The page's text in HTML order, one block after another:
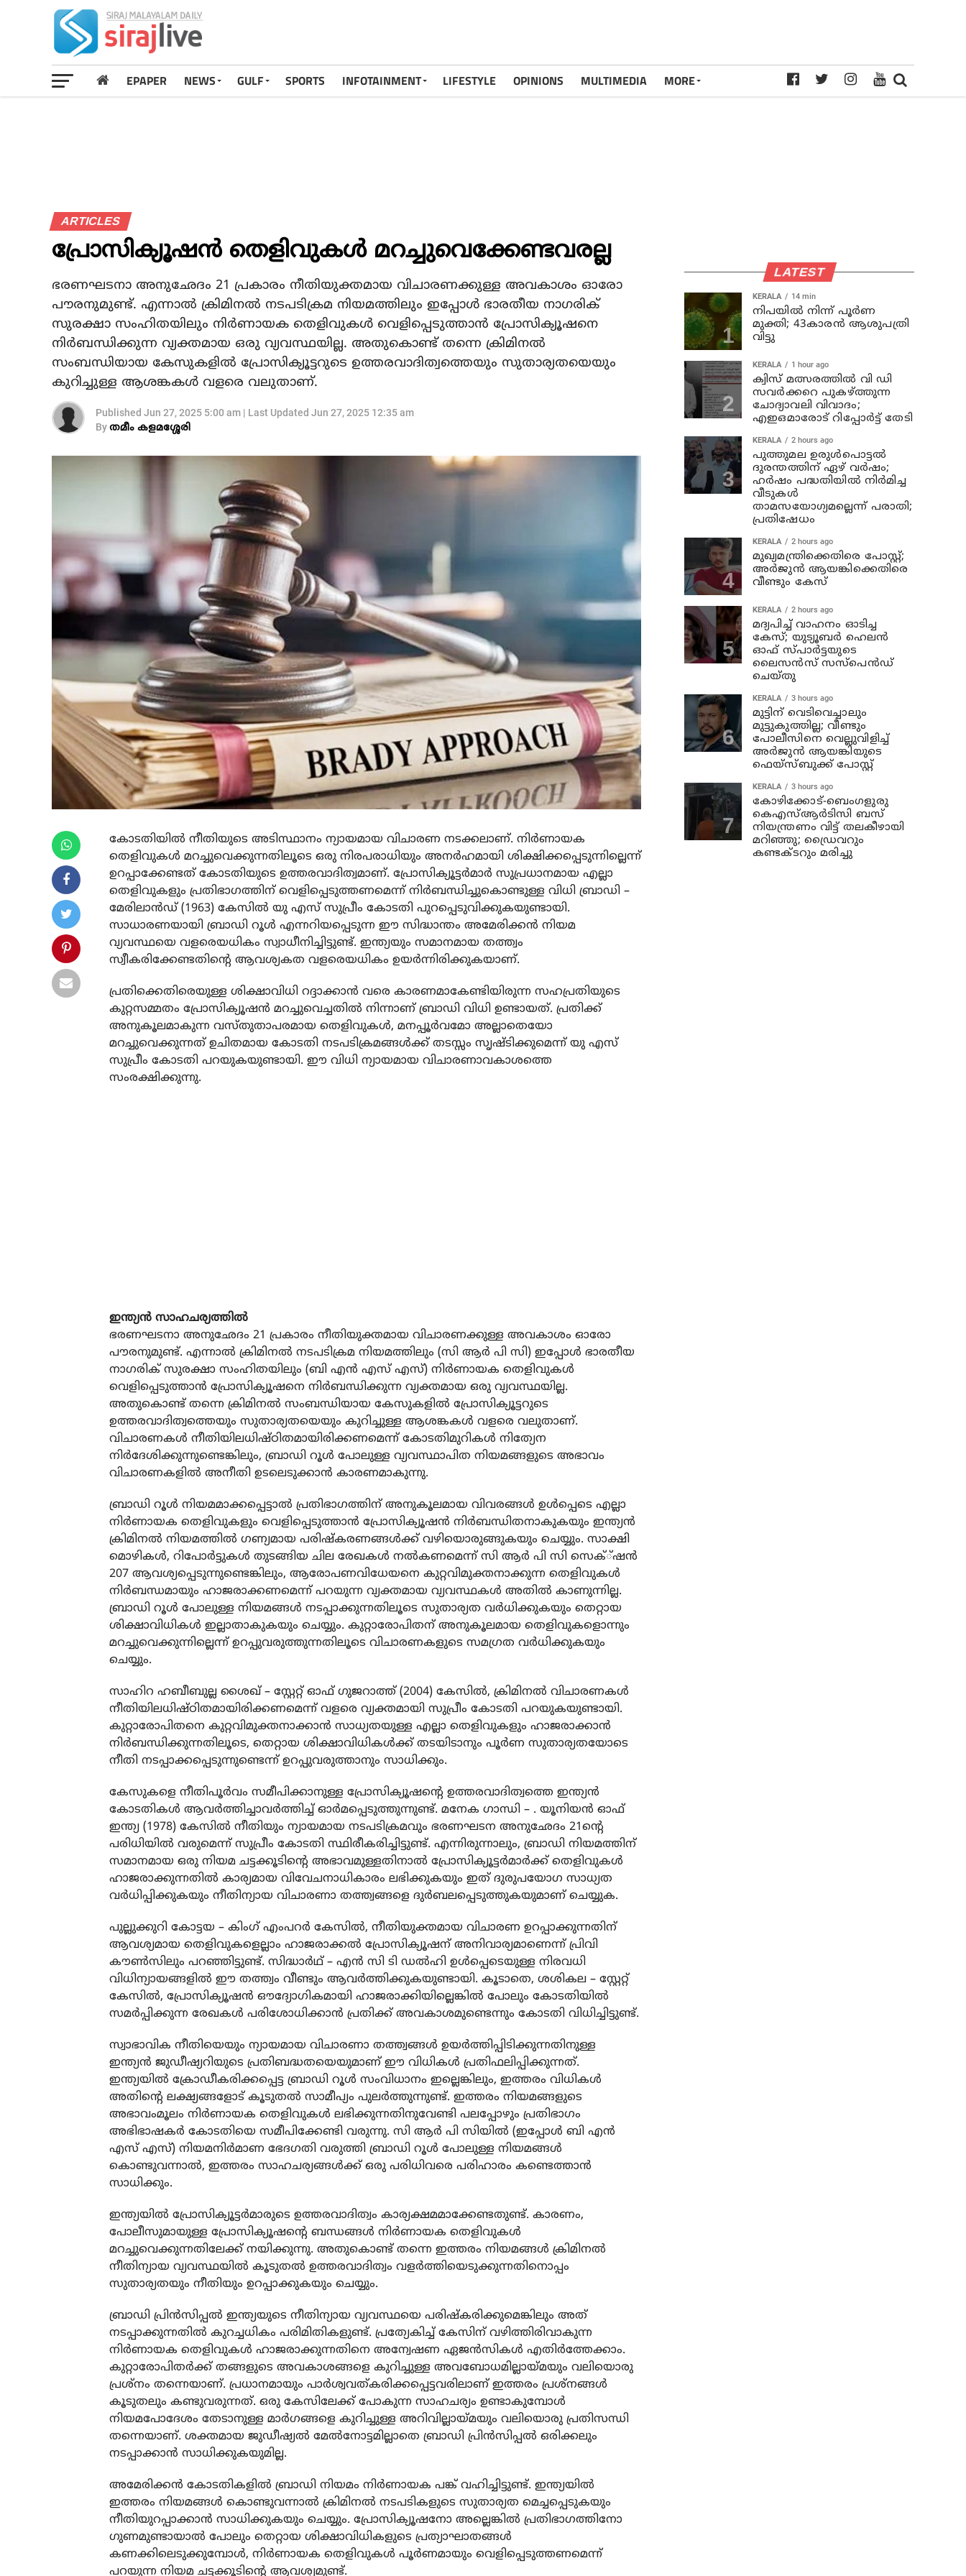
EPAPER NEWS GULF SPORTS INFOTAINMENT LIFESTYLE OPINIONS MULTIMEDIA MORE
ARTICLES
പ്രോസിക്യൂഷന്‍ തെളിവുകള്‍ മറച്ചുവെക്കേണ്ടവരല്ല
ഭരണഘടനാ അനുഛേദം 21 പ്രകാരം നീതിയുക്തമായ വിചാരണക്കുള്ള അവകാശം ഓരോ
പൗരനുമുണ്ട്. എന്നാല്‍ ക്രിമിനല്‍ നടപടിക്രമ നിയമത്തിലും ഇപ്പോള്‍ ഭാരതീയ നാഗരിക്
സുരക്ഷാ സംഹിതയിലും നിര്‍ണായക തെളിവുകള്‍ വെളിപ്പെടുത്താന്‍ പ്രോസിക്യൂഷനെ
നിര്‍ബന്ധിക്കുന്ന വ്യക്തമായ ഒരു വ്യവസ്ഥയില്ല. അതുകൊണ്ട് തന്നെ ക്രിമിനല്‍
സംബന്ധിയായ കേസുകളില്‍ പ്രോസിക്യൂട്ടറുടെ ഉത്തരവാദിത്വത്തെയും സുതാര്യതയെയും
കുറിച്ചുള്ള ആശങ്കകള്‍ വളരെ വലുതാണ്.
Published Jun 27, 2025 5:00 am | Last Updated Jun 27, 2025 12:35 am
Byതമീം കളമശ്ശേരി
കോടതിയില്‍ നീതിയുടെ അടിസ്ഥാനം ന്യായമായ വിചാരണ നടക്കലാണ്. നിര്‍ണായക
തെളിവുകള്‍ മറച്ചുവെക്കുന്നതിലൂടെ ഒരു നിരപരാധിയും അനര്‍ഹമായി ശിക്ഷിക്കപ്പെടുന്നില്ലെന്ന്
ഉറപ്പാക്കേണ്ടത് കോടതിയുടെ ഉത്തരവാദിത്വമാണ്. പ്രോസിക്യൂട്ടര്‍മാര്‍ സുപ്രധാനമായ എല്ലാ
തെളിവുകളും പ്രതിഭാഗത്തിന് വെളിപ്പെടുത്തണമെന്ന് നിര്‍ബന്ധിച്ചുകൊണ്ടുള്ള വിധി ബ്രാഡി –
മേരിലാന്‍ഡ് (1963) കേസില്‍ യു എസ് സുപ്രീം കോടതി പുറപ്പെടുവിക്കുകയുണ്ടായി.
സാധാരണയായി ബ്രാഡി റൂള്‍ എന്നറിയപ്പെടുന്ന ഈ സിദ്ധാന്തം അമേരിക്കന്‍ നിയമ
വ്യവസ്ഥയെ വളരെയധികം സ്വാധീനിച്ചിട്ടുണ്ട്. ഇന്ത്യയും സമാനമായ തത്ത്വം
സ്വീകരിക്കേണ്ടതിന്റെ ആവശ്യകത വളരെയധികം ഉയര്‍ന്നിരിക്കുകയാണ്.
പ്രതിക്കെതിരെയുള്ള ശിക്ഷാവിധി റദ്ദാക്കാന്‍ വരെ കാരണമാകേണ്ടിയിരുന്ന സഹപ്രതിയുടെ
കുറ്റസമ്മതം പ്രോസിക്യൂഷന്‍ മറച്ചുവെച്ചതില്‍ നിന്നാണ് ബ്രാഡി വിധി ഉണ്ടായത്. പ്രതിക്ക്
അനുകൂലമാകുന്ന വസ്തുതാപരമായ തെളിവുകള്‍, മനപ്പൂര്‍വമോ അല്ലാതെയോ
മറച്ചുവെക്കുന്നത് ഉചിതമായ കോടതി നടപടിക്രമങ്ങള്‍ക്ക് തടസ്സം സൃഷ്ടിക്കുമെന്ന് യു എസ്
സുപ്രീം കോടതി പറയുകയുണ്ടായി. ഈ വിധി ന്യായമായ വിചാരണാവകാശത്തെ
സംരക്ഷിക്കുന്നു.
ഇന്ത്യന്‍ സാഹചര്യത്തില്‍
ഭരണഘടനാ അനുഛേദം 21 പ്രകാരം നീതിയുക്തമായ വിചാരണക്കുള്ള അവകാശം ഓരോ
പൗരനുമുണ്ട്. എന്നാല്‍ ക്രിമിനല്‍ നടപടിക്രമ നിയമത്തിലും (സി ആര്‍ പി സി) ഇപ്പോള്‍ ഭാരതീയ
നാഗരിക് സുരക്ഷാ സംഹിതയിലും (ബി എന്‍ എസ് എസ്) നിര്‍ണായക തെളിവുകള്‍
വെളിപ്പെടുത്താന്‍ പ്രോസിക്യൂഷനെ നിര്‍ബന്ധിക്കുന്ന വ്യക്തമായ ഒരു വ്യവസ്ഥയില്ല.
അതുകൊണ്ട് തന്നെ ക്രിമിനല്‍ സംബന്ധിയായ കേസുകളില്‍ പ്രോസിക്യൂട്ടറുടെ
ഉത്തരവാദിത്വത്തെയും സുതാര്യതയെയും കുറിച്ചുള്ള ആശങ്കകള്‍ വളരെ വലുതാണ്.
വിചാരണകള്‍ നീതിയിലധിഷ്ഠിതമായിരിക്കണമെന്ന് കോടതിമുറികള്‍ നിത്യേന
നിര്‍ദേശിക്കുന്നുണ്ടെങ്കിലും, ബ്രാഡി റൂള്‍ പോലുള്ള വ്യവസ്ഥാപിത നിയമങ്ങളുടെ അഭാവം
വിചാരണകളില്‍ അനീതി ഉടലെടുക്കാന്‍ കാരണമാകുന്നു.
ബ്രാഡി റൂള്‍ നിയമമാക്കപ്പെട്ടാല്‍ പ്രതിഭാഗത്തിന് അനുകൂലമായ വിവരങ്ങള്‍ ഉള്‍പ്പെടെ എല്ലാ
നിര്‍ണായക തെളിവുകളും വെളിപ്പെടുത്താന്‍ പ്രോസിക്യൂഷന്‍ നിര്‍ബന്ധിതനാകുകയും ഇന്ത്യന്‍
ക്രിമിനല്‍ നിയമത്തില്‍ ഗണ്യമായ പരിഷ്‌കരണങ്ങള്‍ക്ക് വഴിയൊരുങ്ങുകയും ചെയ്യും. സാക്ഷി
മൊഴികള്‍, റിപോര്‍ട്ടുകള്‍ തുടങ്ങിയ ചില രേഖകള്‍ നല്‍കണമെന്ന് സി ആര്‍ പി സി സെക്്ഷന്‍
207 ആവശ്യപ്പെടുന്നുണ്ടെങ്കിലും, ആരോപണവിധേയനെ കുറ്റവിമുക്തനാക്കുന്ന തെളിവുകള്‍
നിര്‍ബന്ധമായും ഹാജരാക്കണമെന്ന് പറയുന്ന വ്യക്തമായ വ്യവസ്ഥകള്‍ അതില്‍ കാണുന്നില്ല.
ബ്രാഡി റൂള്‍ പോലുള്ള നിയമങ്ങള്‍ നടപ്പാക്കുന്നതിലൂടെ സുതാര്യത വര്‍ധിക്കുകയും തെറ്റായ
ശിക്ഷാവിധികള്‍ ഇല്ലാതാകുകയും ചെയ്യും. കുറ്റാരോപിതന് അനുകൂലമായ തെളിവുകളൊന്നും
മറച്ചുവെക്കുന്നില്ലെന്ന് ഉറപ്പുവരുത്തുന്നതിലൂടെ വിചാരണകളുടെ സമഗ്രത വര്‍ധിക്കുകയും
ചെയ്യും.
സാഹിറ ഹബീബുല്ല ശൈഖ് – സ്റ്റേറ്റ് ഓഫ് ഗുജറാത്ത് (2004) കേസില്‍, ക്രിമിനല്‍ വിചാരണകള്‍
നീതിയിലധിഷ്ഠിതമായിരിക്കണമെന്ന് വളരെ വ്യക്തമായി സുപ്രീം കോടതി പറയുകയുണ്ടായി.
കുറ്റാരോപിതനെ കുറ്റവിമുക്തനാക്കാന്‍ സാധ്യതയുള്ള എല്ലാ തെളിവുകളും ഹാജരാക്കാന്‍
നിര്‍ബന്ധിക്കുന്നതിലൂടെ, തെറ്റായ ശിക്ഷാവിധികള്‍ക്ക് തടയിടാനും പൂര്‍ണ സുതാര്യതയോടെ
നീതി നടപ്പാക്കപ്പെടുന്നുണ്ടെന്ന് ഉറപ്പുവരുത്താനും സാധിക്കും.
കേസുകളെ നീതിപൂര്‍വം സമീപിക്കാനുള്ള പ്രോസിക്യൂഷന്റെ ഉത്തരവാദിത്വത്തെ ഇന്ത്യന്‍
കോടതികള്‍ ആവര്‍ത്തിച്ചാവര്‍ത്തിച്ച് ഓര്‍മപ്പെടുത്തുന്നുണ്ട്. മനേക ഗാന്ധി – . യൂനിയന്‍ ഓഫ്
ഇന്ത്യ (1978) കേസില്‍ നീതിയും ന്യായമായ നടപടിക്രമവും ഭരണഘടന അനുഛേദം 21ന്റെ
പരിധിയില്‍ വരുമെന്ന് സുപ്രീം കോടതി സ്ഥിരീകരിച്ചിട്ടുണ്ട്. എന്നിരുന്നാലും, ബ്രാഡി നിയമത്തിന്
സമാനമായ ഒരു നിയമ ചട്ടക്കൂടിന്റെ അഭാവമുള്ളതിനാല്‍ പ്രോസിക്യൂട്ടര്‍മാര്‍ക്ക് തെളിവുകള്‍
ഹാജരാക്കുന്നതില്‍ കാര്യമായ വിവേചനാധികാരം ലഭിക്കുകയും ഇത് ദുരുപയോഗ സാധ്യത
വര്‍ധിപ്പിക്കുകയും നീതിന്യായ വിചാരണാ തത്ത്വങ്ങളെ ദുര്‍ബലപ്പെടുത്തുകയുമാണ് ചെയ്യുക.
പുല്ലുക്കുറി കോട്ടയ – കിംഗ് എംപറര്‍ കേസില്‍, നീതിയുക്തമായ വിചാരണ ഉറപ്പാക്കുന്നതിന്
ആവശ്യമായ തെളിവുകളെല്ലാം ഹാജരാക്കല്‍ പ്രോസിക്യൂഷന് അനിവാര്യമാണെന്ന് പ്രിവി
കൗണ്‍സിലും പറഞ്ഞിട്ടുണ്ട്. സിദ്ധാര്‍ഥ് – എന്‍ സി ടി ഡല്‍ഹി ഉള്‍പ്പെടെയുള്ള നിരവധി
വിധിന്യായങ്ങളില്‍ ഈ തത്ത്വം വീണ്ടും ആവര്‍ത്തിക്കുകയുണ്ടായി. കൂടാതെ, ശശികല – സ്റ്റേറ്റ്
കേസില്‍, പ്രോസിക്യൂഷന്‍ ഔദ്യോഗികമായി ഹാജരാക്കിയില്ലെങ്കില്‍ പോലും കോടതിയില്‍
സമര്‍പ്പിക്കുന്ന രേഖകള്‍ പരിശോധിക്കാന്‍ പ്രതിക്ക് അവകാശമുണ്ടെന്നും കോടതി വിധിച്ചിട്ടുണ്ട്.
സ്വാഭാവിക നീതിയെയും ന്യായമായ വിചാരണാ തത്ത്വങ്ങള്‍ ഉയര്‍ത്തിപ്പിടിക്കുന്നതിനുള്ള
ഇന്ത്യന്‍ ജുഡീഷ്യറിയുടെ പ്രതിബദ്ധതയെയുമാണ് ഈ വിധികള്‍ പ്രതിഫലിപ്പിക്കുന്നത്.
ഇന്ത്യയില്‍ ക്രോഡീകരിക്കപ്പെട്ട ബ്രാഡി റൂള്‍ സംവിധാനം ഇല്ലെങ്കിലും, ഇത്തരം വിധികള്‍
അതിന്റെ ലക്ഷ്യങ്ങളോട് കൂടുതല്‍ സാമീപ്യം പുലര്‍ത്തുന്നുണ്ട്. ഇത്തരം നിയമങ്ങളുടെ
അഭാവംമൂലം നിര്‍ണായക തെളിവുകള്‍ ലഭിക്കുന്നതിനുവേണ്ടി പലപ്പോഴും പ്രതിഭാഗം
അഭിഭാഷകര്‍ കോടതിയെ സമീപിക്കേണ്ടി വരുന്നു. സി ആര്‍ പി സിയില്‍ (ഇപ്പോള്‍ ബി എന്‍
എസ് എസ്) നിയമനിര്‍മാണ ഭേദഗതി വരുത്തി ബ്രാഡി റൂള്‍ പോലുള്ള നിയമങ്ങള്‍
കൊണ്ടുവന്നാല്‍, ഇത്തരം സാഹചര്യങ്ങള്‍ക്ക് ഒരു പരിധിവരെ പരിഹാരം കണ്ടെത്താന്‍
സാധിക്കും.
ഇന്ത്യയില്‍ പ്രോസിക്യൂട്ടര്‍മാരുടെ ഉത്തരവാദിത്വം കാര്യക്ഷമമാക്കേണ്ടതുണ്ട്. കാരണം,
പോലീസുമായുള്ള പ്രോസിക്യൂഷന്റെ ബന്ധങ്ങള്‍ നിര്‍ണായക തെളിവുകള്‍
മറച്ചുവെക്കുന്നതിലേക്ക് നയിക്കുന്നു. അതുകൊണ്ട് തന്നെ ഇത്തരം നിയമങ്ങള്‍ ക്രിമിനല്‍
നീതിന്യായ വ്യവസ്ഥയില്‍ കൂടുതല്‍ ഉത്തരവാദിത്വം വളര്‍ത്തിയെടുക്കുന്നതിനൊപ്പം
സുതാര്യതയും നീതിയും ഉറപ്പാക്കുകയും ചെയ്യും.
ബ്രാഡി പ്രിന്‍സിപ്പല്‍ ഇന്ത്യയുടെ നീതിന്യായ വ്യവസ്ഥയെ പരിഷ്‌കരിക്കുമെങ്കിലും അത്
നടപ്പാക്കുന്നതില്‍ കുറച്ചധികം പരിമിതികളുണ്ട്. പ്രത്യേകിച്ച് കേസിന് വഴിത്തിരിവാകുന്ന
നിര്‍ണായക തെളിവുകള്‍ ഹാജരാക്കുന്നതിനെ അന്വേഷണ ഏജന്‍സികള്‍ എതിര്‍ത്തേക്കാം.
കുറ്റാരോപിതര്‍ക്ക് തങ്ങളുടെ അവകാശങ്ങളെ കുറിച്ചുള്ള അവബോധമില്ലായ്മയും വലിയൊരു
പ്രശ്നം തന്നെയാണ്. പ്രധാനമായും പാര്‍ശ്വവത്കരിക്കപ്പെട്ടവരിലാണ് ഇത്തരം പ്രശ്നങ്ങള്‍
കൂടുതലും കണ്ടുവരുന്നത്. ഒരു കേസിലേക്ക് പോകുന്ന സാഹചര്യം ഉണ്ടാകുമ്പോള്‍
നിയമപോദേശം തേടാനുള്ള മാര്‍ഗങ്ങളെ കുറിച്ചുള്ള അറിവില്ലായ്മയും വലിയൊരു പ്രതിസന്ധി
തന്നെയാണ്. ശക്തമായ ജുഡീഷ്യല്‍ മേല്‍നോട്ടമില്ലാതെ ബ്രാഡി പ്രിന്‍സിപ്പല്‍ ഒരിക്കലും
നടപ്പാക്കാന്‍ സാധിക്കുകയുമില്ല.
അമേരിക്കന്‍ കോടതികളില്‍ ബ്രാഡി നിയമം നിര്‍ണായക പങ്ക് വഹിച്ചിട്ടുണ്ട്. ഇന്ത്യയില്‍
ഇത്തരം നിയമങ്ങള്‍ കൊണ്ടുവന്നാല്‍ ക്രിമിനല്‍ നടപടികളുടെ സുതാര്യത മെച്ചപ്പെടുകയും
നീതിയുറപ്പാക്കാന്‍ സാധിക്കുകയും ചെയ്യും. പ്രോസിക്യൂഷനോ അല്ലെങ്കില്‍ പ്രതിഭാഗത്തിനോ
ഗുണമുണ്ടായാല്‍ പോലും തെറ്റായ ശിക്ഷാവിധികളുടെ പ്രത്യാഘാതങ്ങള്‍
കണക്കിലെടുക്കുമ്പോള്‍, നിര്‍ണായക തെളിവുകള്‍ പൂര്‍ണമായും വെളിപ്പെടുത്തണമെന്ന്
പറയുന്ന നിയമ ചട്ടക്കൂടിന്റെ ആവശ്യമുണ്ട്.
LATEST
KERALA 14 min
നിപയില്‍ നിന്ന് പൂര്‍ണ
മുക്തി; 43കാരന്‍ ആശുപത്രി
വിട്ടു
KERALA 1 hour ago
ക്വിസ് മത്സരത്തില്‍ വി ഡി
സവര്‍ക്കറെ പുകഴ്ത്തുന്ന
ചോദ്യാവലി വിവാദം;
എഇഒമാരോട് റിപ്പോര്‍ട്ട് തേടി
KERALA 2 hours ago
പുത്തുമല ഉരുള്‍പൊട്ടല്‍
ദുരന്തത്തിന് ഏഴ് വര്‍ഷം;
ഹര്‍ഷം പദ്ധതിയില്‍ നിര്‍മിച്ച
വീടുകള്‍
താമസയോഗ്യമല്ലെന്ന് പരാതി;
പ്രതിഷേധം
KERALA 2 hours ago
മുഖ്യമന്ത്രിക്കെതിരെ പോസ്റ്റ്;
അര്‍ജുന്‍ ആയങ്കിക്കെതിരെ
വീണ്ടും കേസ്
KERALA 2 hours ago
മദ്യപിച്ച് വാഹനം ഓടിച്ച
കേസ്; യുട്യൂബര്‍ ഹെലന്‍
ഓഫ് സ്പാര്‍ട്ടയുടെ
ലൈസന്‍സ് സസ്പെന്‍ഡ്
ചെയ്തു
KERALA 3 hours ago
മുട്ടിന് വെടിവെച്ചാലും
മുട്ടുകുത്തില്ല; വീണ്ടും
പോലീസിനെ വെല്ലുവിളിച്ച്
അര്‍ജുന്‍ ആയങ്കിയുടെ
ഫെയ്‌സ്ബുക്ക് പോസ്റ്റ്
KERALA 3 hours ago
കോഴിക്കോട്-ബെംഗളുരു
കെഎസ്ആര്‍ടിസി ബസ്
നിയന്ത്രണം വിട്ട് തലകീഴായി
മറിഞ്ഞു; ഡ്രൈവറും
കണ്ടക്ടറും മരിച്ചു